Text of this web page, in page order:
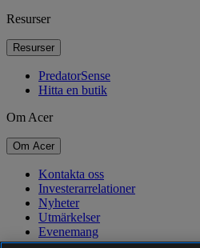
Resurser
Resurser
PredatorSense
Hitta en butik
Om Acer
Om Acer
Kontakta oss
Investerarrelationer
Nyheter
Utmärkelser
Evenemang